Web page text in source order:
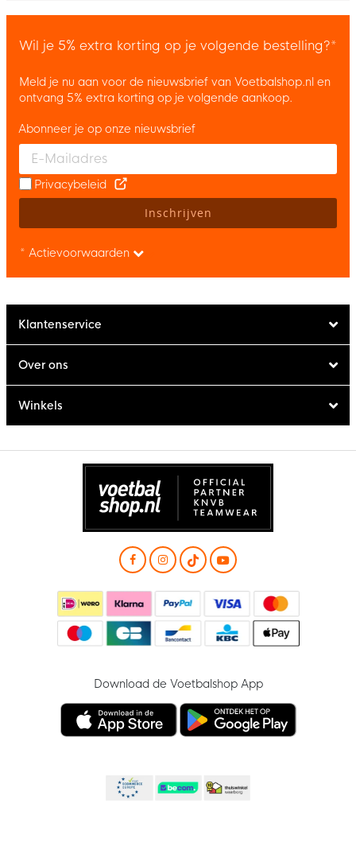
Wil je 5% extra korting op je volgende bestelling?*
Meld je nu aan voor de nieuwsbrief van Voetbalshop.nl en
ontvang 5% extra korting op je volgende aankoop.
Enter your email and accept the privacy policy to subscribe to
Abonneer je op onze nieuwsbrief
Privacybeleid
Inschrijven
* Actievoorwaarden
Klantenservice
Over ons
Winkels
Download de Voetbalshop App